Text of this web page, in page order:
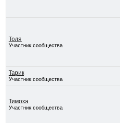
Толя
Участник сообщества
Тарик
Участник сообщества
Тимоха
Участник сообщества